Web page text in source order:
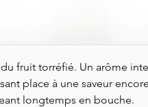
fruit torréfié. Un arôme
place à une saveur
longtemps en bouche.